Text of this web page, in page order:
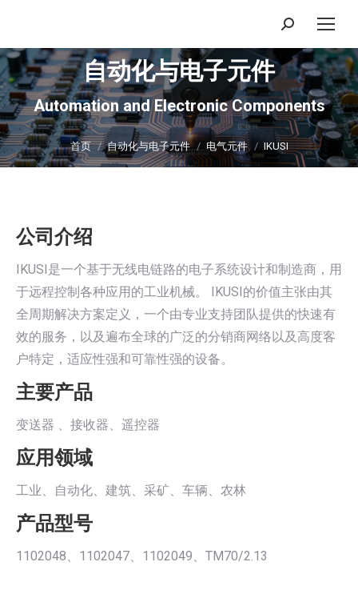
搜
索：
自动化与电子元件
Automation and Electronic Components
你在这里：
首页 自动化与电子元件 电气元件 IKUSI
公司介绍
IKUSI是一个基于无线电链路的电子系统设计和制造商，用
于远程控制各种应用的工业机械。 IKUSI的价值主张由其
全周期解决方案定义，一个由专业支持团队提供的快速有
效的服务，以及遍布全球的广泛的分销商网络以及高度客
户特定，适应性强和可靠性强的设备。
主要产品
变送器 、接收器、遥控器
应用领域
工业、自动化、建筑、采矿、车辆、农林
产品型号
1102048、1102047、1102049、TM70/2.13